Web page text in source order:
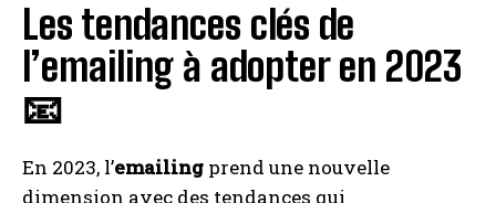
Les tendances clés de
l’emailing à adopter en 2023
📧
En 2023, l’emailing prend une nouvelle
dimension avec des tendances qui